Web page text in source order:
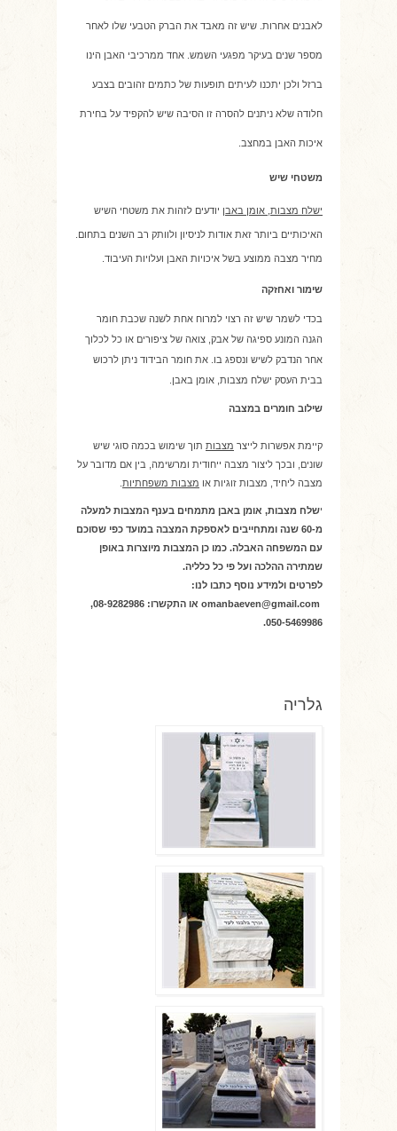
לאבנים אחרות. שיש זה מאבד את הברק הטבעי שלו לאחר
מספר שנים בעיקר מפגעי השמש. אחד ממרכיבי האבן הינו
ברזל ולכן יתכנו לעיתים תופעות של כתמים זהובים בצבע
חלודה שלא ניתנים להסרה זו הסיבה שיש להקפיד על בחירת
איכות האבן במחצב.
משטחי שיש
ישלח מצבות, אומן באבן יודעים לזהות את משטחי השיש
האיכותיים ביותר זאת אודות לניסיון ולוותק רב השנים בתחום.
מחיר מצבה ממוצע בשל איכויות האבן ועלויות העיבוד.
שימור ואחזקה
בכדי לשמר שיש זה רצוי למרוח אחת לשנה שכבת חומר
הגנה המונע ספיגה של אבק, צואה של ציפורים או כל לכלוך
אחר הנדבק לשיש ונספג בו. את חומר הבידוד ניתן לרכוש
בבית העסק ישלח מצבות, אומן באבן.
שילוב חומרים במצבה
קיימת אפשרות לייצר מצבות תוך שימוש בכמה סוגי שיש
שונים, ובכך ליצור מצבה ייחודית ומרשימה, בין אם מדובר על
מצבה ליחיד, מצבות זוגיות או מצבות משפחתיות
ישלח מצבות, אומן באבן מתמחים בענף המצבות למעלה
מ-60 שנה ומתחייבים לאספקת המצבה במועד כפי שסוכם
עם המשפחה האבלה. כמו כן המצבות מיוצרות באופן
שמתירה ההלכה ועל פי כל כלליה.
לפרטים ולמידע נוסף כתבו לנו:
omanbaeven@gmail.com
או התקשרו: 08-9282986,
050-5469986.
גלריה